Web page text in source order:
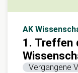
AK
1. Treffen
Vergangene